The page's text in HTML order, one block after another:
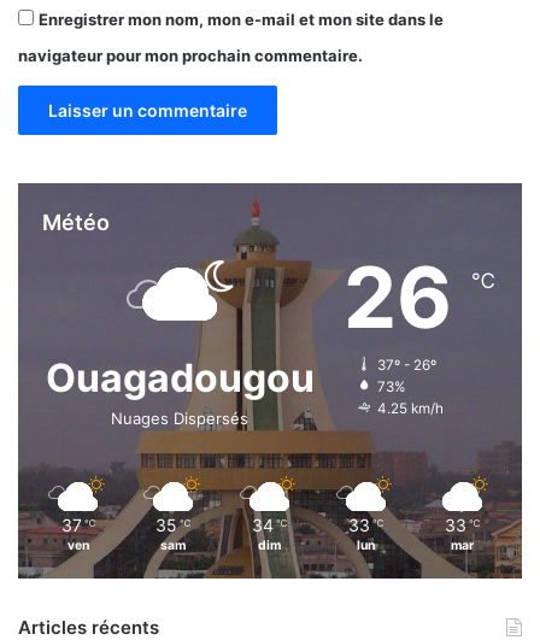
Enregistrer mon nom, mon e-mail et mon site dans le
navigateur pour mon prochain commentaire.
Météo
Ouagadougou
Nuages Dispersés
26 ℃
37º - 26º
73%
4.25 km/h
37 ℃
ven
35 ℃
sam
34 ℃
dim
33 ℃
lun
33 ℃
mar
Articles récents